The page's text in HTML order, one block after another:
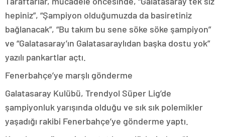
hepiniz”, “Şampiyon olduğumuzda da basiretiniz
bağlanacak”, “Bu takım bu sene söke söke şampiyon”
ve “Galatasaray’ın Galatasaraylıdan başka dostu yok”
yazılı pankartlar açtı.
Fenerbahçe’ye marşlı gönderme
Galatasaray Kulübü, Trendyol Süper Lig’de
şampiyonluk yarışında olduğu ve sık sık polemikler
yaşadığı rakibi Fenerbahçe’ye gönderme yaptı.